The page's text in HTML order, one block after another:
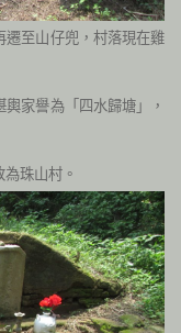
遷至山仔兜，村落現在雞
家譽為「四水歸塘」，
珠山村。